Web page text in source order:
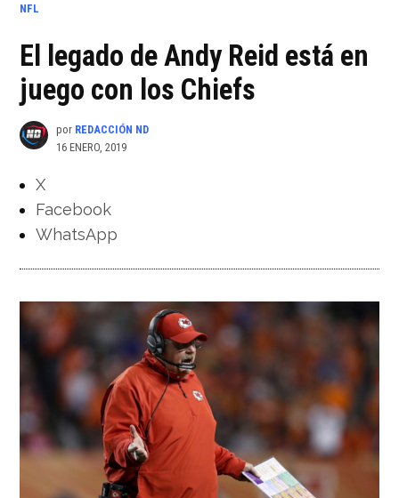
PUBLICADO
NFL
El legado de Andy Reid está en
juego con los Chiefs
por REDACCIÓN ND
16 ENERO, 2019
X
Facebook
WhatsApp